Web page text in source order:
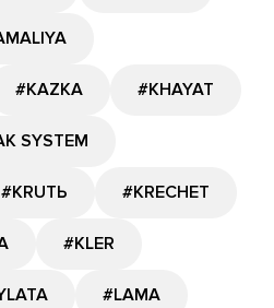
#KAZKA #KHAYAT
SYSTEM
#KRUTЬ #KRECHET
#KLER
#LAMA